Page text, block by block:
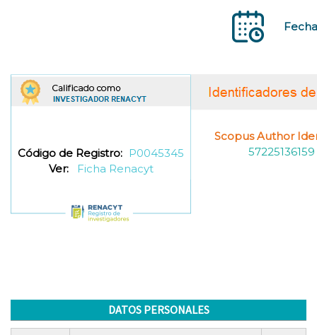
Código de Registro: P0045345
Ver:
Ficha Renacyt
Scopus Author
57225136159
DATOS PERSONALES